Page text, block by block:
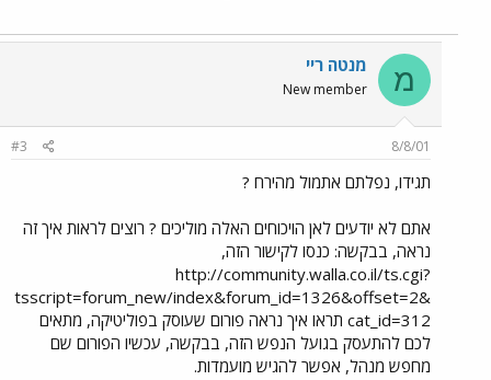
מ מנטה ריי
New member
8/8/01
#3
תגידו, נפלתם אתמול מהירח ?
אתם לא יודעים לאן הויכוחים האלה מוליכים ? רוצים לראות איך זה
נראה, בבקשה: כנסו לקישור הזה,
http://community.walla.co.il/ts.cgi?
tsscript=forum_new/index&forum_id=1326&offset=2&
cat_id=312 תראו איך נראה פורום שעוסק בפוליטיקה, מתאים
לכם להתעסק בגועל הנפש הזה, בבקשה, עכשיו הפורום שם
מחפש מנהל, אפשר להגיש מועמדות.